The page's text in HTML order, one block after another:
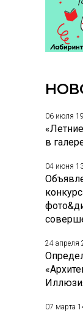
06 июля
в
04 июня
24 апреля
07 марта